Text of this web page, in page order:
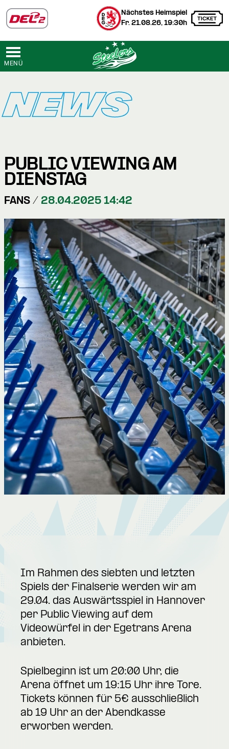
Nächstes Heimspiel
Fr. 21.08.26, 19:30h
MENÜ
NEWS
PUBLIC VIEWING AM
DIENSTAG
FANS / 28.04.2025 14:42
Im Rahmen des siebten und letzten
Spiels der Finalserie werden wir am
29.04. das Auswärtsspiel in Hannover
per Public Viewing auf dem
Videowürfel in der Egetrans Arena
anbieten.
Spielbeginn ist um 20:00 Uhr, die
Arena öffnet um 19:15 Uhr ihre Tore.
Tickets können für 5€ ausschließlich
ab 19 Uhr an der Abendkasse
erworben werden.